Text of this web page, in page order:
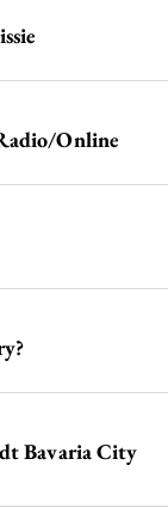
Online
Bavaria City